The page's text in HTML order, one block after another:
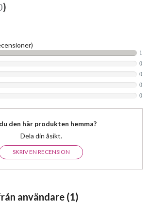
)
1
0
0
0
0
den här produkten hemma?
Dela din åsikt.
SKRIV EN RECENSION
användare (1)